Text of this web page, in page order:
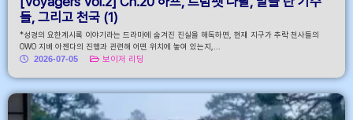
들, 그리고 천국 (1)
*성경의 요한계시록 이야기라는 드라마에 숨겨진 진실을 해독하면, 현재 지구가 추락 천사들의
OWO 지배 아젠다의 진행과 관련해 어떤 위치에 놓여 있는지,...
2026-07-05
보이저 리딩